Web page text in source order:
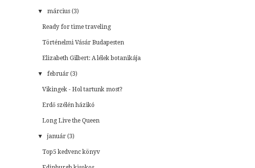
▼ március (3)
Ready for time traveling
Történelmi Vásár Budapesten
Elizabeth Gilbert: A lélek botanikája
▼ február (3)
Vikingek - Hol tartunk most?
Erdő szélén házikó
Long Live the Queen
▼ január (3)
Top5 kedvenc könyv